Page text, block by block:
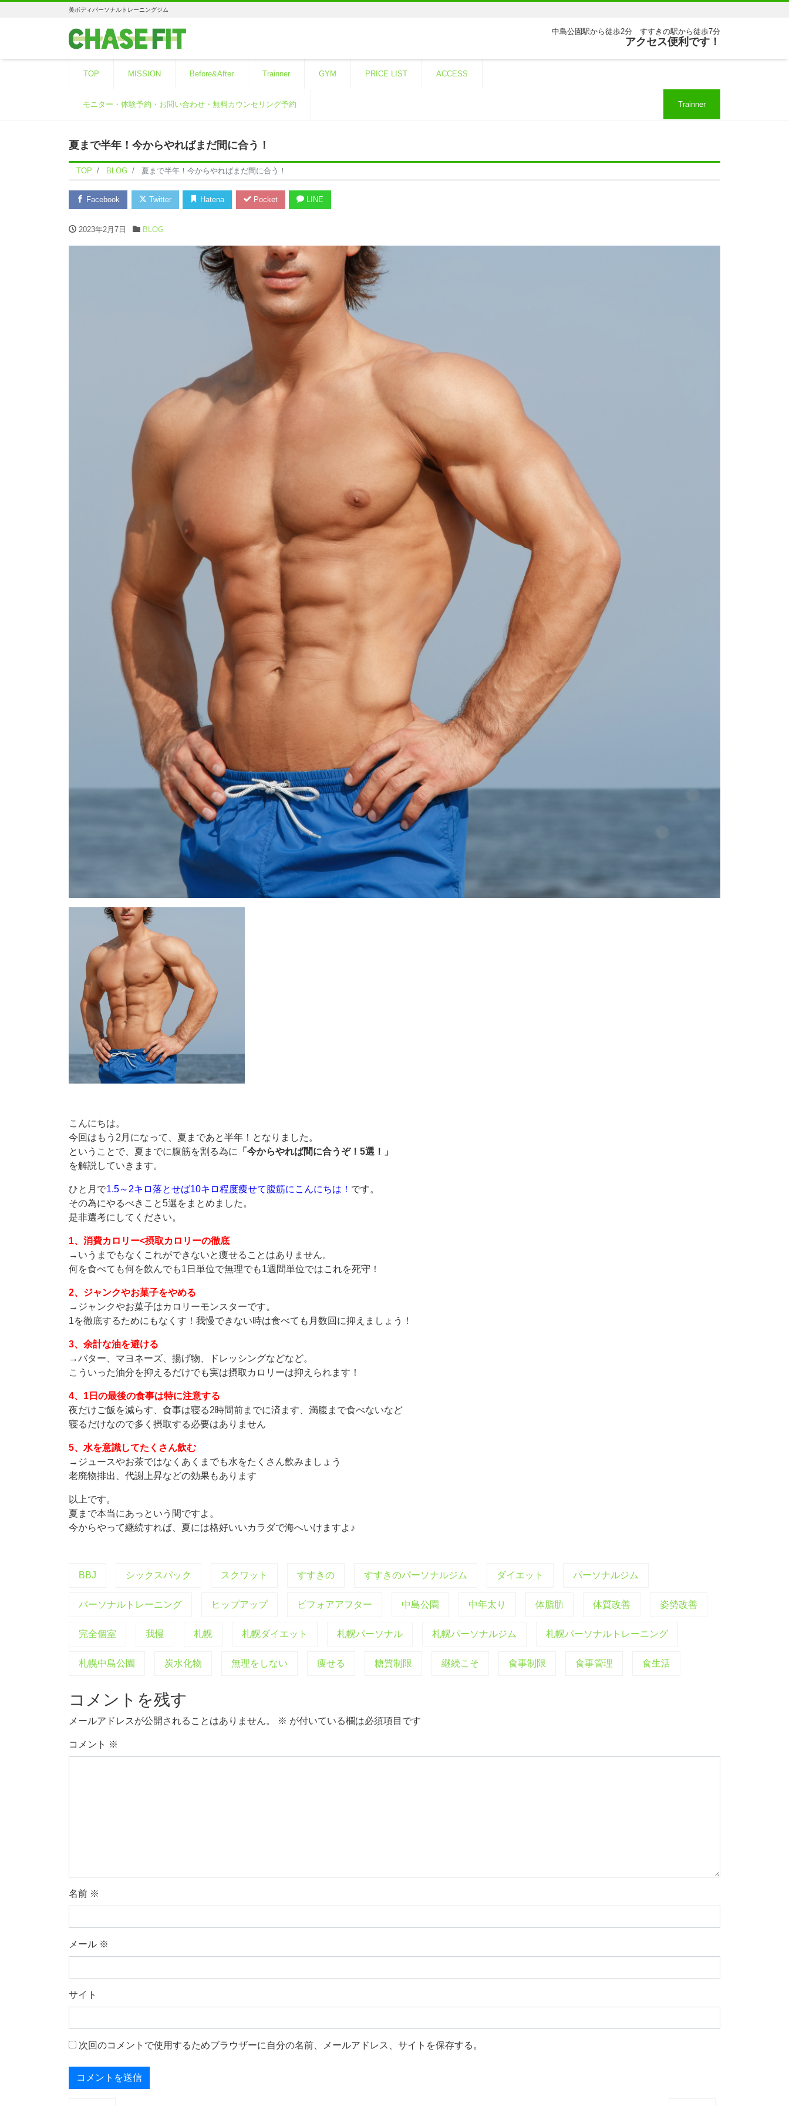
美ボディパーソナルトレーニングジム
中島公園駅から徒歩2分 すすきの駅から徒歩7分
アクセス便利です！
TOP MISSION Before&After Trainner GYM PRICE LIST ACCESS
モニター・体験予約・お問い合わせ・無料カウンセリング予約 Trainner
夏まで半年！今からやればまだ間に合う！
TOP BLOG 夏まで半年！今からやればまだ間に合う！
Facebook Twitter Hatena Pocket LINE
2023年2月7日 BLOG
こんにちは。
今回はもう2月になって、夏まであと半年！となりました。
ということで、夏までに腹筋を割る為に
「今からやれば間に合うぞ！5選！」
を解説していきます。
ひと月で1.5～2キロ落とせば10キロ程度痩せて腹筋にこんにちは！ です。
その為にやるべきこと5選をまとめました。
是非選考にしてください。
1、消費カロリー<摂取カロリーの徹底
→いうまでもなくこれができないと痩せることはありません。
何を食べても何を飲んでも1日単位で無理でも1週間単位ではこれを死守！
2、ジャンクやお菓子をやめる
→ジャンクやお菓子はカロリーモンスターです。
1を徹底するためにもなくす！我慢できない時は食べても月数回に抑えましょう！
3、余計な油を避ける
→バター、マヨネーズ、揚げ物、ドレッシングなどなど。
こういった油分を抑えるだけでも実は摂取カロリーは抑えられます！
4、1日の最後の食事は特に注意する
夜だけご飯を減らす、食事は寝る2時間前までに済ます、満腹まで食べないなど
寝るだけなので多く摂取する必要はありません
5、水を意識してたくさん飲む
→ジュースやお茶ではなくあくまでも水をたくさん飲みましょう
老廃物排出、代謝上昇などの効果もあります
以上です。
夏まで本当にあっという間ですよ。
今からやって継続すれば、夏には格好いいカラダで海へいけますよ♪
BBJ シックスパック スクワット すすきの すすきのパーソナルジム ダイエット パーソナルジム
パーソナルトレーニング ヒップアップ ビフォアアフター 中島公園 中年太り 体脂肪 体質改善 姿勢改善
完全個室 我慢 札幌 札幌ダイエット 札幌パーソナル 札幌パーソナルジム 札幌パーソナルトレーニング
札幌中島公園 炭水化物 無理をしない 痩せる 糖質制限 継続こそ 食事制限 食事管理 食生活
コメントを残す
メールアドレスが公開されることはありません。 ※ が付いている欄は必須項目です
コメント ※
名前 ※
メール ※
サイト
次回のコメントで使用するためブラウザーに自分の名前、メールアドレス、サイトを保存する。